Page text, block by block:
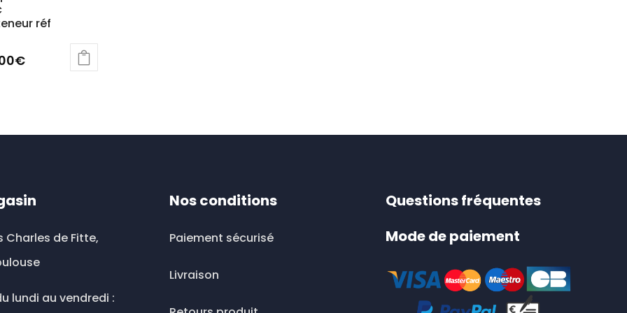
réf
€
Charles de Fitte,
lundi au vendredi :
Nos conditions
Paiement sécurisé
Livraison
Questions fréquentes
Mode de paiement